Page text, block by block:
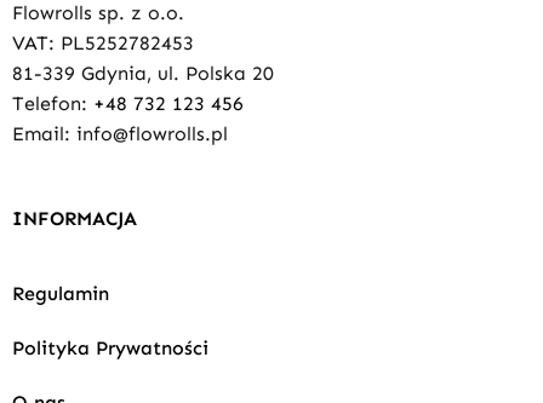
Flowrolls sp. z o.o.
VAT: PL5252782453
81-339 Gdynia, ul. Polska 20
Telefon: +48 732 123 456
Email: info@flowrolls.pl
INFORMACJA
Regulamin
Polityka Prywatności